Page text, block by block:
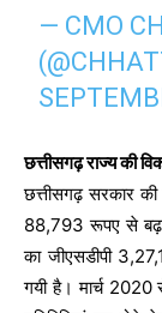
— CMO
छत्तीसगढ़ राज्य की
छत्तीसगढ़ सरकार की
88,793 रूपए से
का जीएसडीपी
गयी है। मार्च 2020